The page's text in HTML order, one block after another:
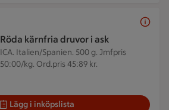
Röda kärnfria druvor i ask
ICA. Italien/Spanien. 500 g. Jmfpris
50:00/kg. Ord.pris 45:89 kr.
Lägg i inköpslista